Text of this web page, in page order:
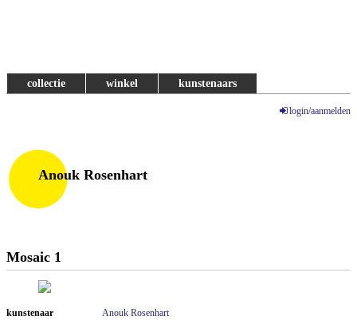
collectie winkel kunstenaars
login/aanmelden
Anouk Rosenhart
Mosaic 1
kunstenaar
Anouk Rosenhart